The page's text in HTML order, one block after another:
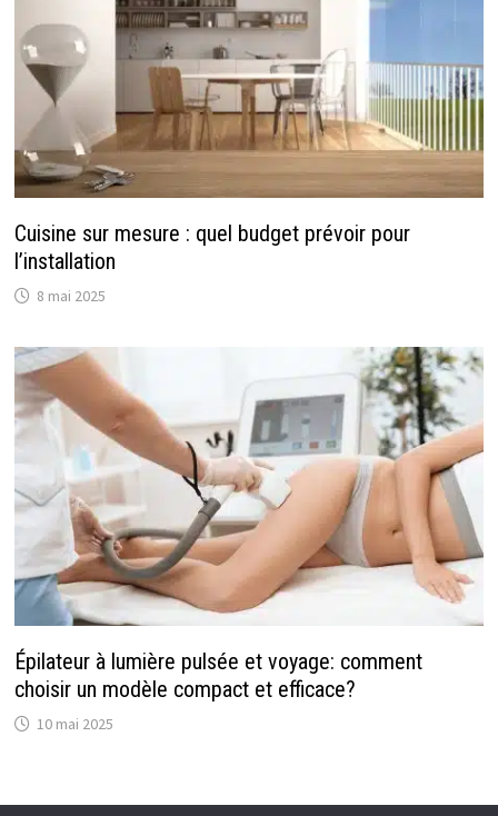
Cuisine sur mesure : quel budget prévoir pour
l’installation
8 mai 2025
Épilateur à lumière pulsée et voyage: comment
choisir un modèle compact et efficace?
10 mai 2025